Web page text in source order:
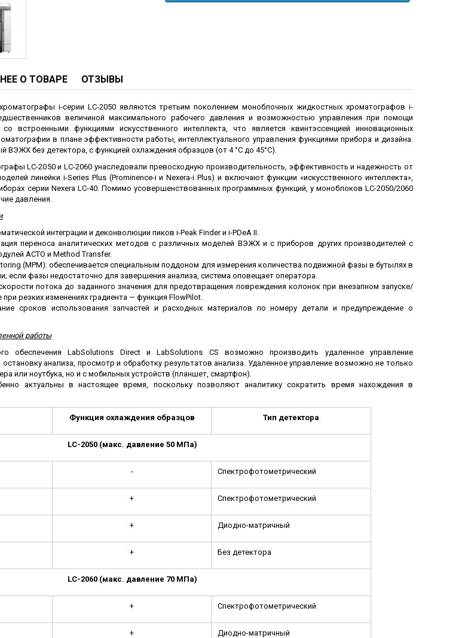
О ТОВАРЕ ОТЗЫВЫ
i-серии LC-2050 являются третьим поколением моноблочных жидкостных хроматографов i-
величиной максимального рабочего давления и возможностью управления при помощи
встроенными функциями искусственного интеллекта, что является квинтэссенцией инновационных
в плане эффективности работы, интеллектуального управления функциями прибора и дизайна.
ВЭЖХ без детектора, с функцией охлаждения образцов (от 4 °C до 45°C).
LC-2050 и LC-2060 унаследовали превосходную производительность, эффективность и надежность от
линейки i-Series Plus (Prominence-i и Nexera-i Plus) и включают функции «искусственного интеллекта»,
серии Nexera LC-40. Помимо усовершенствованных программных функций, у моноблоков LC-2050/2060
давления.
интеграции и деконволюции пиков i-Peak Finder и i-PDeA II.
переноса аналитических методов с различных моделей ВЭЖХ и с приборов других производителей с
ACTO и Method Transfer.
(MPM): обеспечивается специальным поддоном для измерения количества подвижной фазы в бутылях в
если фазы недостаточно для завершения анализа, система оповещает оператора.
потока до заданного значения для предотвращения повреждения колонок при внезапном запуске/
резких изменениях градиента — функция FlowPilot.
сроков использования запчастей и расходных материалов по номеру детали и предупреждение о
работы
обеспечения LabSolutions Direct и LabSolutions CS возможно производить удаленное управление
анализа, просмотр и обработку результатов анализа. Удаленное управление возможно не только
или ноутбука, но и с мобильных устройств (планшет, смартфон).
актуальны в настоящее время, поскольку позволяют аналитику сократить время нахождения в
Функция охлаждения образцов Тип детектора
LC-2050 (макс. давление 50 МПа)
- Спектрофотометрический
+ Спектрофотометрический
+ Диодно-матричный
+ Без детектора
LC-2060 (макс. давление 70 МПа)
+ Спектрофотометрический
+ Диодно-матричный